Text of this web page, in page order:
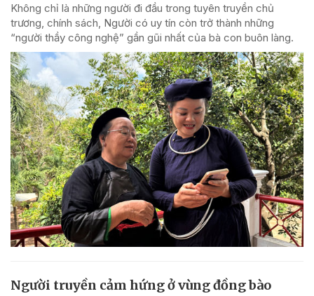
Không chỉ là những người đi đầu trong tuyên truyền chủ
trương, chính sách, Người có uy tín còn trở thành những
“người thầy công nghệ” gần gũi nhất của bà con buôn làng.
Người truyền cảm hứng ở vùng đồng bào